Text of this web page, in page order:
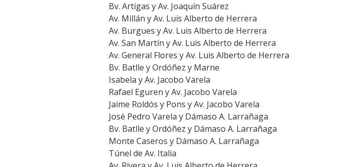
Bv. Artigas y Av. Joaquín Suárez
Av. Millán y Av. Luis Alberto de Herrera
Av. Burgues y Av. Luis Alberto de Herrera
Av. San Martín y Av. Luis Alberto de Herrera
Av. General Flores y Av. Luis Alberto de Herrera
Bv. Batlle y Ordóñez y Marne
Isabela y Av. Jacobo Varela
Rafael Eguren y Av. Jacobo Varela
Jaime Roldós y Pons y Av. Jacobo Varela
José Pedro Varela y Dámaso A. Larrañaga
Bv. Batlle y Ordóñez y Dámaso A. Larrañaga
Monte Caseros y Dámaso A. Larrañaga
Túnel de Av. Italia